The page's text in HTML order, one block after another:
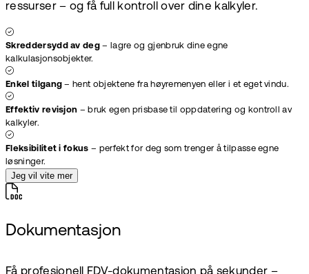
ressurser – og få full kontroll over dine kalkyler.
Skreddersydd av deg – lagre og gjenbruk dine egne
kalkulasjonsobjekter.
Enkel tilgang – hent objektene fra høyremenyen eller i et eget vindu.
Effektiv revisjon – bruk egen prisbase til oppdatering og kontroll av
kalkyler.
Fleksibilitet i fokus – perfekt for deg som trenger å tilpasse egne
løsninger.
Jeg vil vite mer
Dokumentasjon